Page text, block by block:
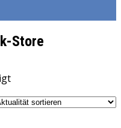
Store